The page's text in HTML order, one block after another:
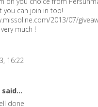
you can join in too!
2013/07/
much !
16:22
said...
done